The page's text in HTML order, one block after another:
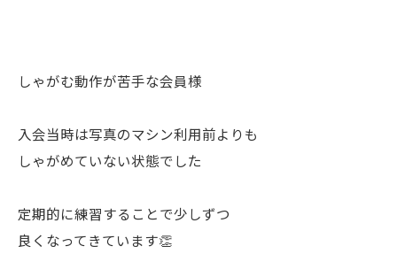
しゃがむ動作が苦手な会員様
入会当時は写真のマシン利用前よりも
しゃがめていない状態でした
定期的に練習することで少しずつ
良くなってきています👏